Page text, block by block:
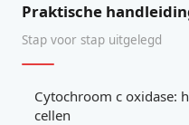
Praktische
Stap voor stap uitgelegd
Cytochroom c oxidase:
cellen